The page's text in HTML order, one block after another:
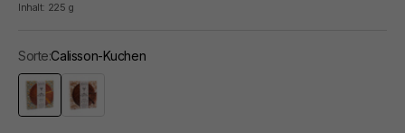
Inhalt: 225 g
Sorte:Calisson-Kuchen
Calisson-KuchenSchokoladenkuchen